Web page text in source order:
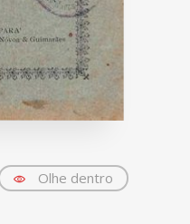
Olhe dentro